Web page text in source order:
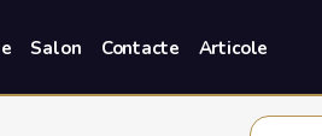
Salon Contacte Articole